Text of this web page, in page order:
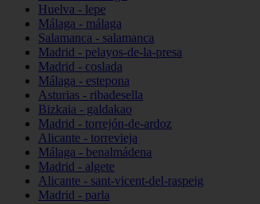
Huelva - lepe
Málaga - málaga
Salamanca - salamanca
Madrid - pelayos-de-la-presa
Madrid - coslada
Málaga - estepona
Asturias - ribadesella
Bizkaia - galdakao
Madrid - torrejón-de-ardoz
Alicante - torrevieja
Málaga - benalmádena
Madrid - algete
Alicante - sant-vicent-del-raspeig
Madrid - parla